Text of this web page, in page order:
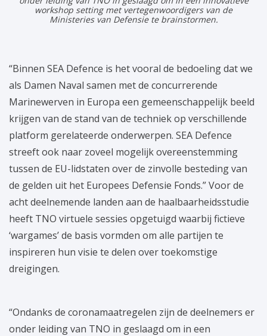
workshop setting met vertegenwoordigers van de
Ministeries van Defensie te brainstormen.
“Binnen SEA Defence is het vooral de bedoeling dat we
als Damen Naval samen met de concurrerende
Marinewerven in Europa een gemeenschappelijk beeld
krijgen van de stand van de techniek op verschillende
platform gerelateerde onderwerpen. SEA Defence
streeft ook naar zoveel mogelijk overeenstemming
tussen de EU-lidstaten over de zinvolle besteding van
de gelden uit het Europees Defensie Fonds.” Voor de
acht deelnemende landen aan de haalbaarheidsstudie
heeft TNO virtuele sessies opgetuigd waarbij fictieve
‘wargames’ de basis vormden om alle partijen te
inspireren hun visie te delen over toekomstige
dreigingen.
“Ondanks de coronamaatregelen zijn de deelnemers er
onder leiding van TNO in geslaagd om in een